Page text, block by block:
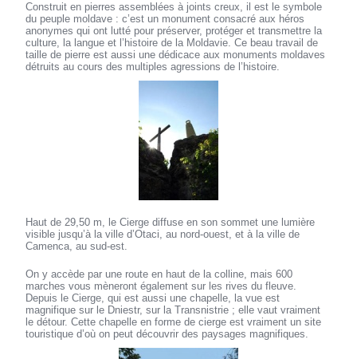
Construit en pierres assemblées à joints creux, il est le symbole
du peuple moldave : c’est un monument consacré aux héros
anonymes qui ont lutté pour préserver, protéger et transmettre la
culture, la langue et l’histoire de la Moldavie. Ce beau travail de
taille de pierre est aussi une dédicace aux monuments moldaves
détruits au cours des multiples agressions de l’histoire.
Haut de 29,50 m, le Cierge diffuse en son sommet une lumière
visible jusqu’à la ville d’Otaci, au nord-ouest, et à la ville de
Camenca, au sud-est.
On y accède par une route en haut de la colline, mais 600
marches vous mèneront également sur les rives du fleuve.
Depuis le Cierge, qui est aussi une chapelle, la vue est
magnifique sur le Dniestr, sur la Transnistrie ; elle vaut vraiment
le détour. Cette chapelle en forme de cierge est vraiment un site
touristique d’où on peut découvrir des paysages magnifiques.